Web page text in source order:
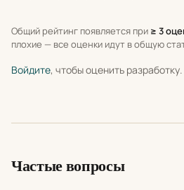
Общий рейтинг появляется при ≥ 3
плохие — все оценки идут в общую
Войдите, чтобы оценить разработку.
Частые вопросы